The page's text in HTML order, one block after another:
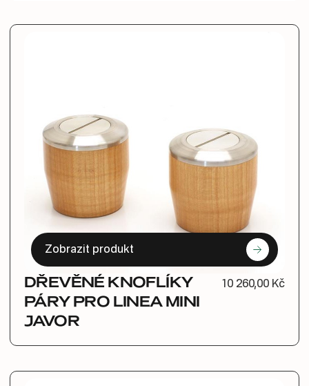
Zobrazit produkt
DŘEVĚNÉ KNOFLÍKY
PÁRY PRO LINEA MINI
JAVOR
10 260,00 Kč